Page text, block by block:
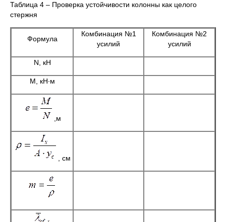
Таблица 4 – Проверка устойчивости колонны как целого
стержня
Формула
Комбинация №1
усилий
Комбинация №2
усилий
N, кН
M, кН∙м
,м
, см